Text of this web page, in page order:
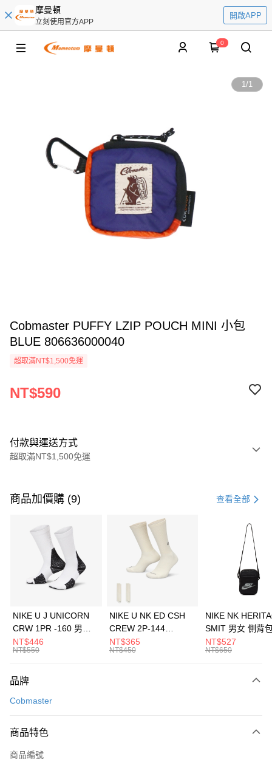
摩曼頓
立刻使用官方APP
開啟APP
0
1/1
Cobmaster PUFFY LZIP POUCH MINI 小包
BLUE 806636000040
超取滿NT$1,500免運
NT$590
付款與運送方式
超取滿NT$1,500免運
信用卡一次付款
3 期 0 利率 每期 21家銀行
合作金庫商業銀行
第一商業銀行
華南商業銀行
彰化商業銀行
上海商業儲蓄銀行
元大商業銀行
台灣樂天信用卡公司
Apple Pay
全盈+PAY
AFTEE先享後付
【關於「AFTEE先享後付」】
便利好安心！
３．安心：先確認商品／服務後，再付款。
【「AFTEE先享後付」結帳流程】
運送方式
每筆NT$100，滿NT$1,500(含以上)免運費
宅配
商品加價購 (9) 查看全部
NIKE U J UNICORN
CRW 1PR -160 男女
中統襪 FZ3393100
NT$446
NT$550
NIKE U NK ED CSH
CREW 2P-144
EMBRDY 男女 短統襪
FZ3073133
NT$365
NT$450
NIKE NK
SMIT 男女 側背
BA5871010
NT$527
NT$650
品牌
Cobmaster
商品特色
商品編號